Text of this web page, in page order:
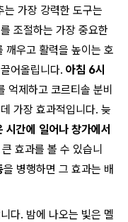
는 가장 강력한 도구는
조절하는 가장 중요한
깨우고 활력을 높이는 호
어올립니다. 아침 6시
억제하고 코르티솔 분비
가장 효과적입니다. 늦
시간에 일어나 창가에서
효과를 볼 수 있습니
을 병행하면 그 효과는 배
다. 밤에 나오는 빛은 멜